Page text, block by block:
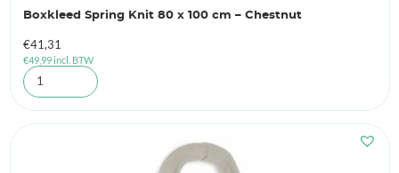
Boxkleed Spring Knit 80 x 100 cm – Chestnut
€41,31
€49,99incl. BTW